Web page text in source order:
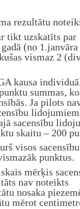
rezultātu
tikt uzskatīts par
(no
vismaz 2
kausa
summas,
Ja pilots
sacensību
skaitu – 200
visos sacensību
punktus.
mērķis
nav noteikts
nosaka
mērot